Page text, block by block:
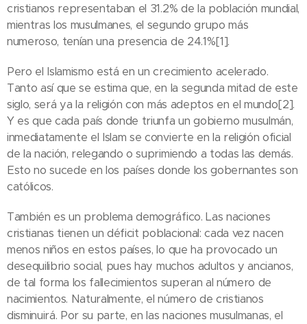
cristianos representaban el 31.2% de la población mundial,
mientras los musulmanes, el segundo grupo más
numeroso, tenían una presencia de 24.1%[1].
Pero el Islamismo está en un crecimiento acelerado.
Tanto así que se estima que, en la segunda mitad de este
siglo, será ya la religión con más adeptos en el mundo[2].
Y es que cada país donde triunfa un gobierno musulmán,
inmediatamente el Islam se convierte en la religión oficial
de la nación, relegando o suprimiendo a todas las demás.
Esto no sucede en los países donde los gobernantes son
católicos.
También es un problema demográfico. Las naciones
cristianas tienen un déficit poblacional: cada vez nacen
menos niños en estos países, lo que ha provocado un
desequilibrio social, pues hay muchos adultos y ancianos,
de tal forma los fallecimientos superan al número de
nacimientos. Naturalmente, el número de cristianos
disminuirá. Por su parte, en las naciones musulmanas, el